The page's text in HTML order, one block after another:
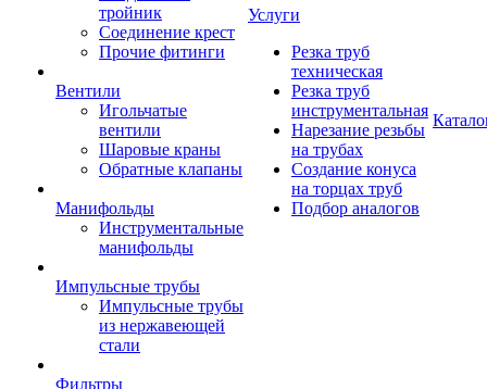
тройник
Соединение крест
Прочие фитинги
Вентили
Игольчатые
вентили
Шаровые краны
Обратные клапаны
Манифольды
Инструментальные
манифольды
Импульсные трубы
Импульсные трубы
из нержавеющей
стали
Фильтры
Услуги
Резка труб
техническая
Резка труб
инструментальная
Нарезание резьбы
на трубах
Создание конуса
на торцах труб
Подбор аналогов